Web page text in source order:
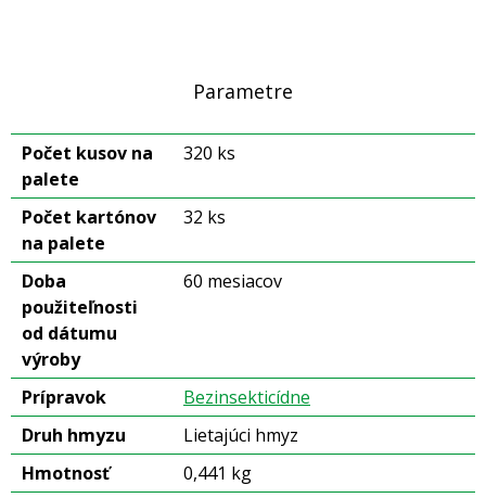
Parametre
Počet kusov na
palete
320 ks
Počet kartónov
na palete
32 ks
Doba
použiteľnosti
od dátumu
výroby
60 mesiacov
Prípravok
Bezinsekticídne
Druh hmyzu
Lietajúci hmyz
Hmotnosť
0,441 kg